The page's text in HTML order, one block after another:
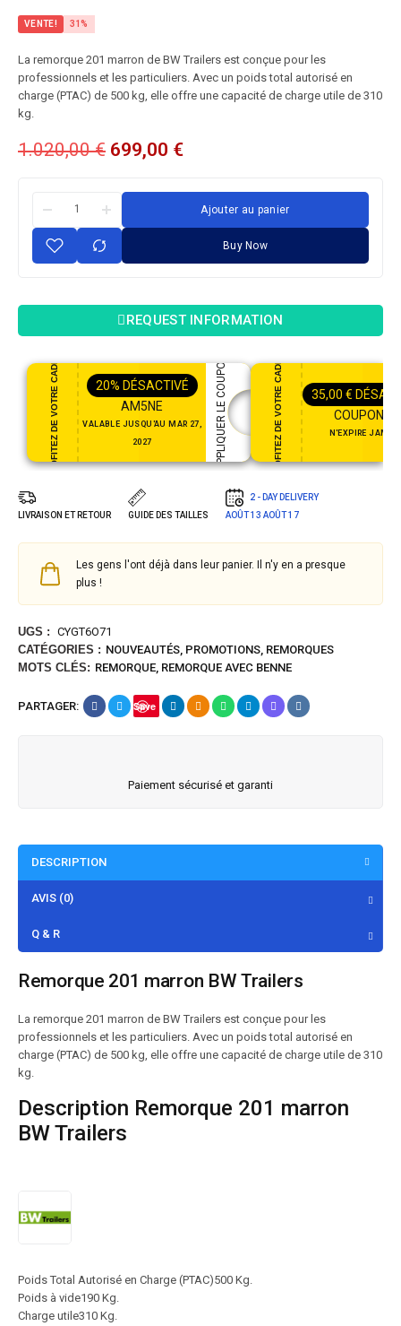
VENTE! 31%
La remorque 201 marron de BW Trailers est conçue pour les
professionnels et les particuliers. Avec un poids total autorisé en
charge (PTAC) de 500 kg, elle offre une capacité de charge utile de 310
kg.
1.020,00€ 699,00 €
Ajouter au panier
Buy Now
REQUEST INFORMATION
PROFITEZ DE VOTRE CADEAU 20% DÉSACTIVÉ
AM5NE
VALABLE JUSQU'AU MAR 27,
2027
APPLIQUER LE COUPON PROFITEZ DE VOTRE CADEAU 35,00 €
COUPON35
N'EXPIRE
LIVRAISON ET RETOUR GUIDE DES TAILLES
2 - DAY DELIVERY
AOÛT 13 AOÛT 17
Les gens l'ont déjà dans leur panier. Il n'y en a presque
plus !
UGS : CYGT6O71
CATÉGORIES : NOUVEAUTÉS, PROMOTIONS, REMORQUES
MOTS CLÉS: REMORQUE, REMORQUE AVEC BENNE
PARTAGER: Save
Paiement sécurisé et garanti
DESCRIPTION
AVIS (0)
Q & R
Remorque 201 marron BW Trailers
La remorque 201 marron de BW Trailers est conçue pour les
professionnels et les particuliers. Avec un poids total autorisé en
charge (PTAC) de 500 kg, elle offre une capacité de charge utile de 310
kg.
Description Remorque 201 marron
BW Trailers
Poids Total Autorisé en Charge (PTAC)500 Kg.
Poids à vide190 Kg.
Charge utile310 Kg.